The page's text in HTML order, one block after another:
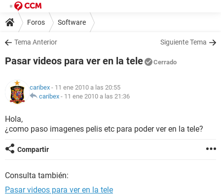
Foros Software
Tema Anterior Siguiente Tema
Pasar videos para ver en la tele Cerrado
caribex - 11 ene 2010 a las 20:55
caribex - 11 ene 2010 a las 21:36
Hola,
¿como paso imagenes pelis etc para poder ver en la tele?
Compartir
Consulta también:
Pasar videos para ver en la tele